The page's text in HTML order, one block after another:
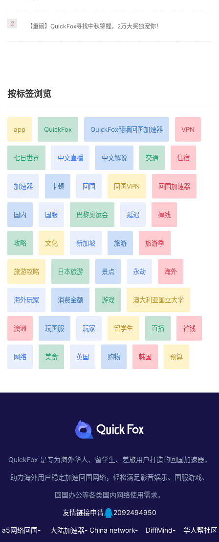
2 【重磅】QuickFox寻找中秋锦鲤，2万大奖独宠你！
按标签浏览
app QuickFox QuickFox翻墙回国加速器 VPN
七日世界 中文直播 中文解说 交通 住宿
加速器 卡顿 回国 回国VPN 回国加速器
国内 国服 巴黎奥运会 延迟 掉线
攻略 文化 新加坡 旅游 旅游季
旅游攻略 日本旅游 景点 永劫 海外
海外玩家 消费金额 游戏 澳大利亚国立大学
澳洲 玩国服 玩家 留学生 直播 省钱
网络 美食 英国 购物 韩国 预算
QuickFox 是专为海外华人、留学生、差旅用户打造的回国加速器，
助力海外用户稳定加速回国网络，轻松满足影音娱乐、国服游戏、
回国办公等各类国内网络使用需求。
友情链接申请 2092494950
a5网络回国- 大陆加速器- China network- DiffMind- 华人帮社区